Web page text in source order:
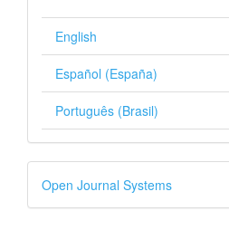
English
Español (España)
Português (Brasil)
Desenvolvido
por
Open Journal Systems